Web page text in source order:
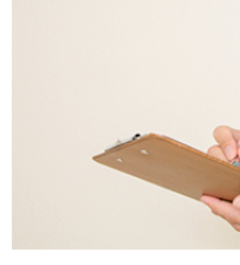
スタッフの修理報告や